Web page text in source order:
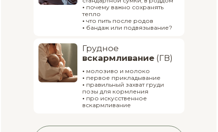
• почему важно сохранять
тепло
• что пить после родов
• бандаж или подвязывание?
• молозиво и молоко
• первое прикладывание
• правильный захват груди
позы для кормления
• про искусственное
вскармливание
Грудное
вскармливание (ГВ)